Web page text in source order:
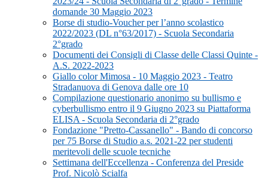
domande 30 Maggio 2023
Borse di studio-Voucher per l’anno scolastico
2022/2023 (DL n°63/2017) - Scuola Secondaria
2°grado
Documenti dei Consigli di Classe delle Classi Quinte -
A.S. 2022-2023
Giallo color Mimosa - 10 Maggio 2023 - Teatro
Stradanuova di Genova dalle ore 10
Compilazione questionario anonimo su bullismo e
cyberbullismo entro il 9 Giugno 2023 su Piattaforma
ELISA - Scuola Secondaria di 2°grado
Fondazione "Pretto-Cassanello" - Bando di concorso
per 75 Borse di Studio a.s. 2021-22 per studenti
meritevoli delle scuole tecniche
Settimana dell'Eccellenza - Conferenza del Preside
Prof. Nicolò Scialfa